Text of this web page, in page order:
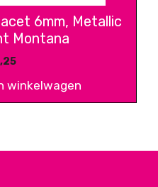
6mm, Metallic
Montana
winkelwagen